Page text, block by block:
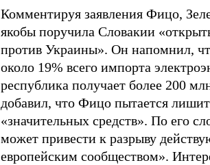
Комментируя заявления Фицо,
якобы поручила Словакии
против Украины». Он напомнил,
около 19% всего импорта
республика получает более 200
добавил, что Фицо пытается
«значительных средств». По его
может привести к разрыву
европейским сообществом».